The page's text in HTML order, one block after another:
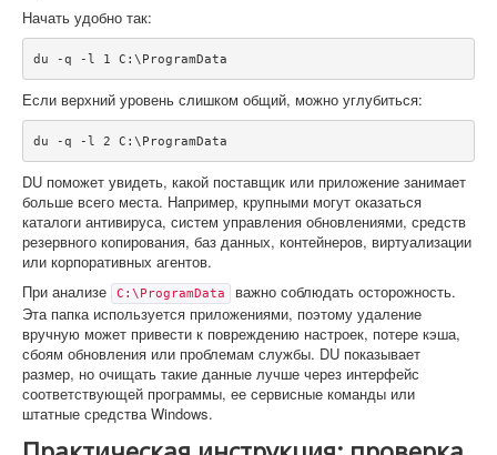
Начать удобно так:
du -q -l 1 C:\ProgramData
Если верхний уровень слишком общий, можно углубиться:
du -q -l 2 C:\ProgramData
DU поможет увидеть, какой поставщик или приложение занимает
больше всего места. Например, крупными могут оказаться
каталоги антивируса, систем управления обновлениями, средств
резервного копирования, баз данных, контейнеров, виртуализации
или корпоративных агентов.
При анализе
C:\ProgramData
важно соблюдать осторожность.
Эта папка используется приложениями, поэтому удаление
вручную может привести к повреждению настроек, потере кэша,
сбоям обновления или проблемам службы. DU показывает
размер, но очищать такие данные лучше через интерфейс
соответствующей программы, ее сервисные команды или
штатные средства Windows.